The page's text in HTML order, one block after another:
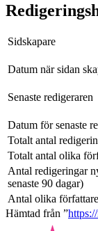
Sidskapare
Datum när sidan
Senaste redigeraren
Datum för senaste
Totalt antal
Totalt antal olika
Antal redigeringar
senaste 90 dagar)
Antal olika
Hämtad från ”